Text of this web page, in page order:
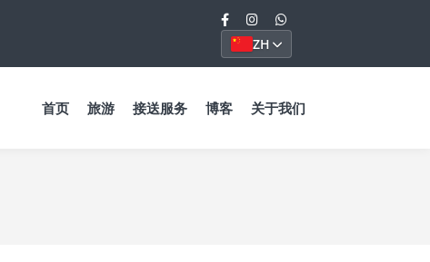
ZH
首页 旅游 接送服务 博客 关于我们